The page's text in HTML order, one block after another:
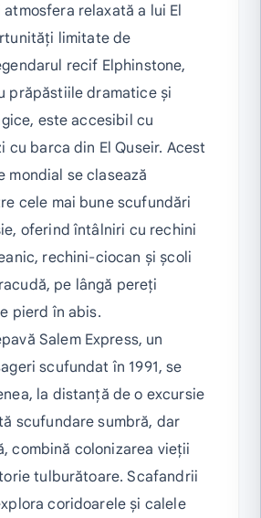
relaxată a lui El
limitate de
recif Elphinstone,
prăpăstiile dramatice și
este accesibil cu
cu barca din El Quseir. Acest
mondial se clasează
cele mai bune scufundări
oferind întâlniri cu rechini
rechini-ciocan și școli
pe lângă pereți
pierd în abis.
Salem Express, un
scufundat în 1991, se
la distanță de o excursie
scufundare sumbră, dar
combină colonizarea vieții
tulburătoare. Scafandrii
coridoarele și calele